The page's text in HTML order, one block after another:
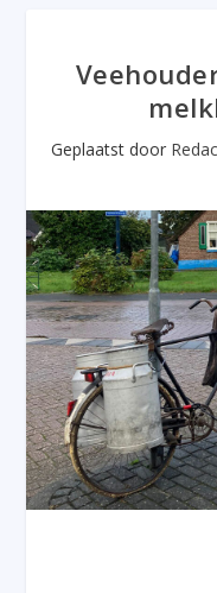
Geplaatst door